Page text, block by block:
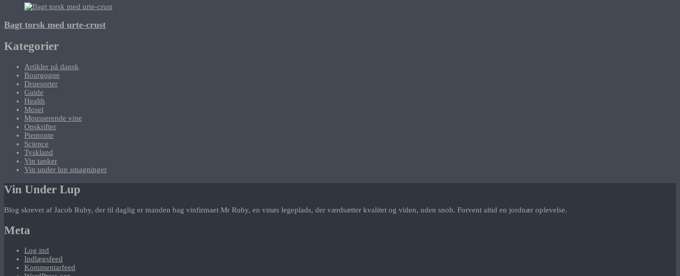
Bagt torsk med urte-crust
Kategorier
Artikler på dansk
Bourgogne
Druesorter
Guide
Health
Mosel
Mousserende vine
Opskrifter
Piemonte
Science
Tyskland
Vin tanker
Vin under lup smagninger
Vin Under Lup
Blog skrevet af Jacob Ruby, der til daglig er manden bag vinfirmaet Mr Ruby, en vinøs legeplads, der værdsætter kvalitet og viden, uden snob. Forvent altid en jordnær oplevelse.
Meta
Log ind
Indlægsfeed
Kommentarfeed